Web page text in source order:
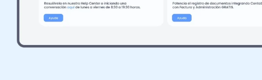
Portal de colaboradores
Calculadoras